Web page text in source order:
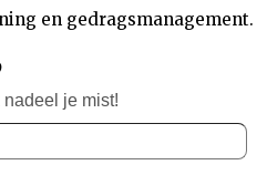
en gedragsmanagement.
je mist!